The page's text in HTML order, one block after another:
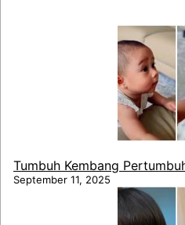
Tumbuh Kembang
September 11, 2025